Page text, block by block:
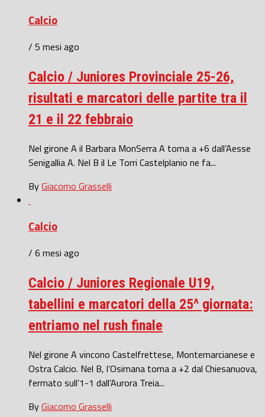
Calcio
/ 5 mesi ago
Calcio / Juniores Provinciale 25-26,
risultati e marcatori delle partite tra il
21 e il 22 febbraio
Nel girone A il Barbara MonSerra A torna a +6 dall’Aesse
Senigallia A. Nel B il Le Torri Castelplanio ne fa...
ByGiacomo Grasselli
Calcio
/ 6 mesi ago
Calcio / Juniores Regionale U19,
tabellini e marcatori della 25^ giornata:
entriamo nel rush finale
Nel girone A vincono Castelfrettese, Montemarcianese e
Ostra Calcio. Nel B, l’Osimana torna a +2 dal Chiesanuova,
fermato sull’1-1 dall’Aurora Treia...
ByGiacomo Grasselli